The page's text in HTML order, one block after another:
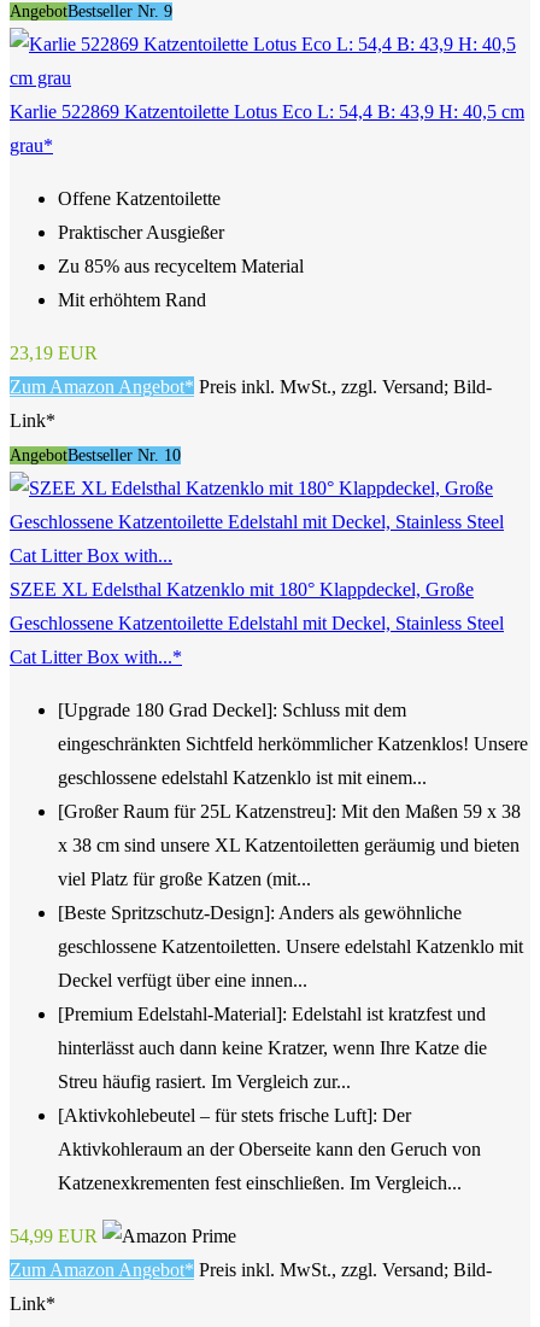
AngebotBestseller Nr. 9
Karlie 522869 Katzentoilette Lotus Eco L: 54,4 B: 43,9 H: 40,5 cm
grau*
Offene Katzentoilette
Praktischer Ausgießer
Zu 85% aus recyceltem Material
Mit erhöhtem Rand
23,19 EUR
Zum Amazon Angebot* Preis inkl. MwSt., zzgl. Versand; Bild-
Link*
AngebotBestseller Nr. 10
SZEE XL Edelsthal Katzenklo mit 180° Klappdeckel, Große
Geschlossene Katzentoilette Edelstahl mit Deckel, Stainless Steel
Cat Litter Box with...*
[Upgrade 180 Grad Deckel]: Schluss mit dem
eingeschränkten Sichtfeld herkömmlicher Katzenklos! Unsere
geschlossene edelstahl Katzenklo ist mit einem...
[Großer Raum für 25L Katzenstreu]: Mit den Maßen 59 x 38
x 38 cm sind unsere XL Katzentoiletten geräumig und bieten
viel Platz für große Katzen (mit...
[Beste Spritzschutz-Design]: Anders als gewöhnliche
geschlossene Katzentoiletten. Unsere edelstahl Katzenklo mit
Deckel verfügt über eine innen...
[Premium Edelstahl-Material]: Edelstahl ist kratzfest und
hinterlässt auch dann keine Kratzer, wenn Ihre Katze die
Streu häufig rasiert. Im Vergleich zur...
[Aktivkohlebeutel – für stets frische Luft]: Der
Aktivkohleraum an der Oberseite kann den Geruch von
Katzenexkrementen fest einschließen. Im Vergleich...
54,99 EUR
Zum Amazon Angebot* Preis inkl. MwSt., zzgl. Versand; Bild-
Link*